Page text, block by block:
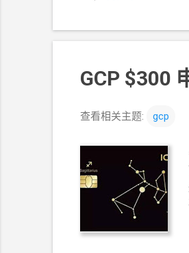
GCP $300
查看相关主题: gcp